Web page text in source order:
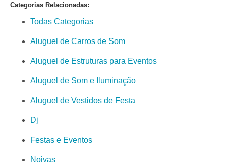
Categorias Relacionadas:
Todas Categorias
Aluguel de Carros de Som
Aluguel de Estruturas para Eventos
Aluguel de Som e Iluminação
Aluguel de Vestidos de Festa
Dj
Festas e Eventos
Noivas